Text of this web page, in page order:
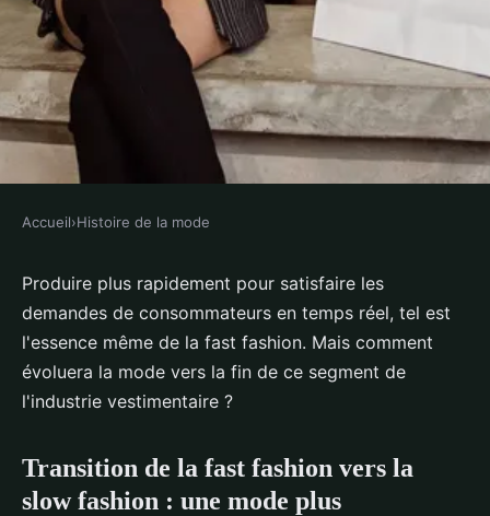
Évolution de la mode : vers la
fin de la fast fashion ?
Princia•31 octobre 2022• 2 min de lecture
Accueil›Histoire de la mode
Produire plus rapidement pour satisfaire les
demandes de consommateurs en temps réel, tel est
l'essence même de la fast fashion. Mais comment
évoluera la mode vers la fin de ce segment de
l'industrie vestimentaire ?
Transition de la fast fashion vers la
slow fashion : une mode plus